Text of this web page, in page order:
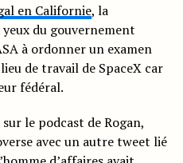
en Californie, la
du gouvernement
à ordonner un examen
de travail de SpaceX car
fédéral.
le podcast de Rogan,
avec un autre tweet lié